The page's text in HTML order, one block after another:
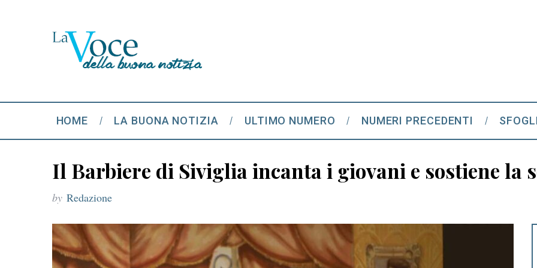
HOME LA BUONA NOTIZIA ULTIMO NUMERO NUMERI PRECEDENTI
Il Barbiere di Siviglia incanta i giovani e sostiene la
by Redazione